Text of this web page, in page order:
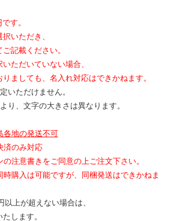
す。
いただき、
記載ください。
ただいていない場合、
ましても、名入れ対応はできかねます。
いただけません。
り、文字の大きさは異なります。
各地の発送不可
済のみ対応
注意書きをご同意の上ご注文下さい。
購入は可能ですが、同梱発送はできかねま
上が超えない場合は、
します。